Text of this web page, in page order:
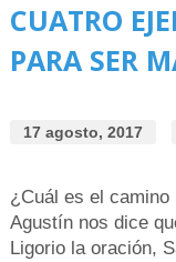
CUATRO
PARA SER
17 agosto, 2017
¿Cuál es el
Agustín nos dice
Ligorio la oración,